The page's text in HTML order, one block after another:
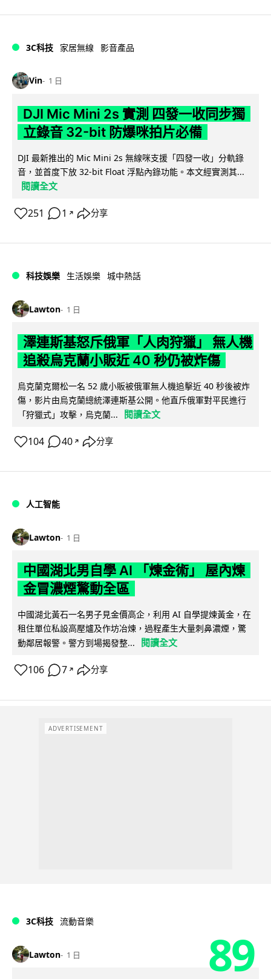
3C科技 家居無線 影音產品
Vin 1 日
DJI Mic Mini 2s 實測 四發一收同步獨
立錄音 32-bit 防爆咪拍片必備
DJI 最新推出的 Mic Mini 2s 無線咪支援「四發一收」分軌錄
音，並首度下放 32-bit Float 浮點內錄功能。本文經實測其...
閱讀全文
251 1 ↗ 分享
科技娛樂 生活娛樂 城中熱話
Lawton 1 日
澤連斯基怒斥俄軍「人肉狩獵」 無人機
追殺烏克蘭小販近 40 秒仍被炸傷
烏克蘭克爾松一名 52 歲小販被俄軍無人機追擊近 40 秒後被炸
傷，影片由烏克蘭總統澤連斯基公開。他直斥俄軍對平民進行
「狩獵式」攻擊，烏克蘭...
閱讀全文
104 40 ↗ 分享
人工智能
Lawton 1 日
中國湖北男自學 AI 「煉金術」 屋內煉
金冒濃煙驚動全區
中國湖北黃石一名男子見金價高企，利用 AI 自學提煉黃金，在
租住單位私設高壓爐及作坊冶煉，過程產生大量刺鼻濃煙，驚
動鄰居報警。警方到場揭發整...
閱讀全文
106 7 ↗ 分享
ADVERTISEMENT
3C科技 流動音樂
Lawton 1 日 89